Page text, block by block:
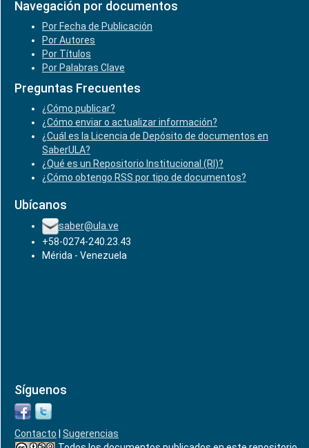
Navegación por documentos
Por Fecha de Publicación
Por Autores
Por Títulos
Por Palabras Clave
Preguntas Frecuentes
¿Cómo publicar?
¿Cómo enviar o actualizar información?
¿Cuál es la Licencia de Depósito de documentos en
SaberULA?
¿Qué es un Repositorio Institucional (RI)?
¿Cómo obtengo RSS por tipo de documentos?
Ubícanos
saber@ula.ve
+58-0274-240.23.43
Mérida - Venezuela
Síguenos
Contacto
Sugerencias